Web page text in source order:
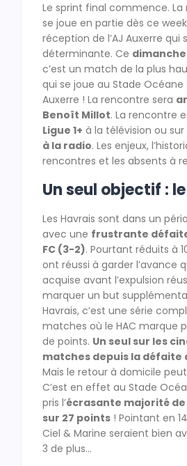
Le sprint final commence.
se joue en partie dès ce
réception de l’AJ Auxerre qui
déterminante. Ce dimanche
c’est un match de la plus
qui se joue au Stade Océane
Auxerre ! La rencontre sera
Benoît Millot. La rencontre
Ligue 1+ à la télévision ou sur
à la radio. Les enjeux,
rencontres et les absents à
Un seul objectif :
Les Havrais sont dans un
avec une frustrante
FC (3-2). Pourtant réduits à
ont réussi à garder l’avance
acquise avant l’expulsion
marquer un but
Havrais, c’est une série
matches où le HAC marque
de points. Un seul sur les
matches depuis la défaite
Mais le retour à domicile
C’est en effet au Stade
pris l’écrasante majorité de
sur 27 points ! Pointant en
Ciel & Marine seraient bien
3 de plus…